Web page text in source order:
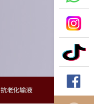
抗老化输液